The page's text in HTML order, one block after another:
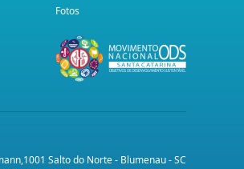
Fotos
Salto do Norte - Blumenau - SC